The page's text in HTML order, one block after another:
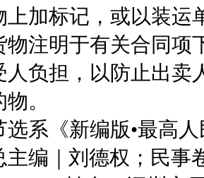
上加标记，或以装运
物注明于有关合同项
人负担，以防止出卖
。
系《新编版•最高
主编｜刘德权；民事